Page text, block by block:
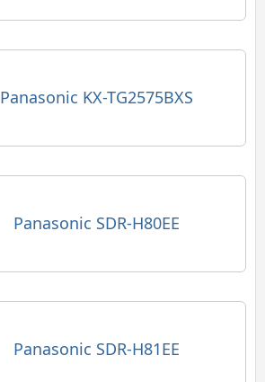
Panasonic KX-TG2575BXS
Panasonic SDR-H80EE
Panasonic SDR-H81EE